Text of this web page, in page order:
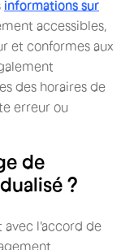
informations sur
accessibles,
et conformes aux
des horaires de
erreur ou
de
?
avec l'accord de